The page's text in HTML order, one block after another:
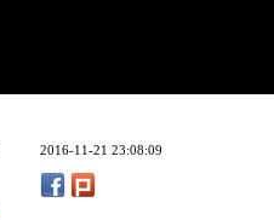
2016-11-21 23:08:09